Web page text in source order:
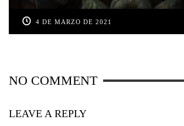
4 DE MARZO DE 2021
NO COMMENT
LEAVE A REPLY